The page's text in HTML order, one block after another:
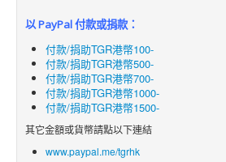
以 PayPal 付款或捐款：
付款/捐助TGR港幣100-
付款/捐助TGR港幣500-
付款/捐助TGR港幣700-
付款/捐助TGR港幣1000-
付款/捐助TGR港幣1500-
其它金額或貨幣請點以下連結
www.paypal.me/tgrhk